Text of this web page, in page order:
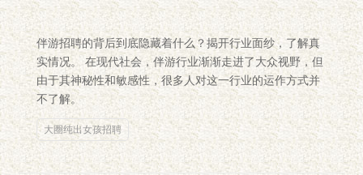
伴游招聘的背后到底隐藏着什么？揭开行业面纱，了解真
实情况。 在现代社会，伴游行业渐渐走进了大众视野，但
由于其神秘性和敏感性，很多人对这一行业的运作方式并
不了解。
大圈纯出女孩招聘